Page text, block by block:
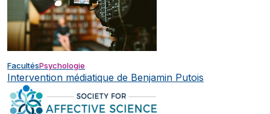
FacultésPsychologie
Intervention médiatique de Benjamin Putois